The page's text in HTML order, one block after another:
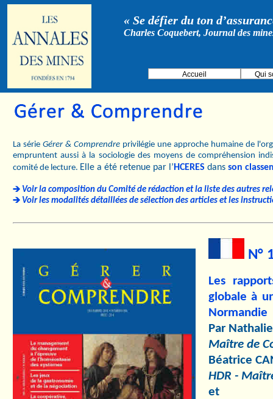
« Se défier du ton
Charles Coquebert, Journal des
Accueil Qui
La série Gérer & Comprendre privilégie une approche humaine de
empruntent aussi à la sociologie des moyens de compréhension
comité de lecture. Elle a été retenue par l’ HCERES dans son
Voir la composition du Comité de rédaction et la liste des autres
Voir les modalités détaillées de sélection des articles et les
N°
Les
globale à
Normandie
Par
Maître de
Béatrice
HDR -
et